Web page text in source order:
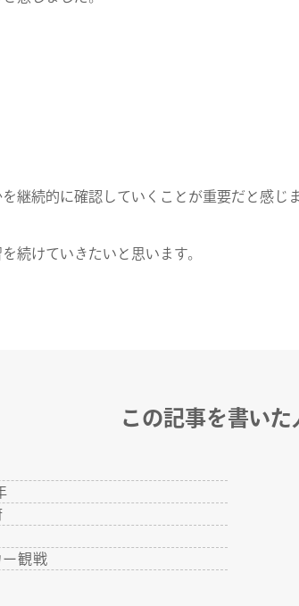
継続的に確認していくことが重要だと感じ
続けていきたいと思います。
この記事を書いた
ー観戦